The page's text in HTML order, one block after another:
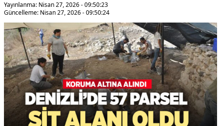
Yayınlanma: Nisan 27, 2026 - 09:50:23
Güncelleme: Nisan 27, 2026 - 09:50:24